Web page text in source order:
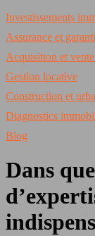
Investissements
Assurance et
Acquisition et
Gestion locative
Construction et
Diagnostics
Blog
Dans